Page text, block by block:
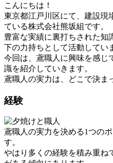
こんにちは！
東京都江戸川区にて、建設現
ている株式会社熊坂組です。
豊富な実績に裏打ちされた知
下の力持ちとして活動してい
今回は、鳶職人に興味を感じ
識を紹介していきます。
鳶職人の実力は、どこで決ま
経験
鳶職人の実力を決める1つの
す。
やはり多くの経験を積み重ね